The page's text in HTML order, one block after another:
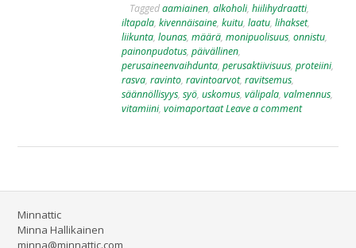
Taggedaamiainen,alkoholi,hiilihydraatti,
iltapala,kivennäisaine,kuitu,laatu,lihakset,
liikunta,lounas,määrä,monipuolisuus,onnistu,
painonpudotus,päivällinen,
perusaineenvaihdunta,perusaktiivisuus,proteiini,
rasva,ravinto,ravintoarvot,ravitsemus,
säännöllisyys,syö,uskomus,välipala,valmennus,
vitamiini,voimaportaatLeave a comment
Minnattic
Minna Hallikainen
minna@minnattic.com